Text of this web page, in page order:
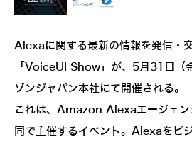
Alexaに関する最新の情報を発信・
「VoiceUI Show」が、5月31日（
ゾンジャパン本社にて開催される。
これは、Amazon Alexaエージェン
同で主催するイベント。Alexaをビ